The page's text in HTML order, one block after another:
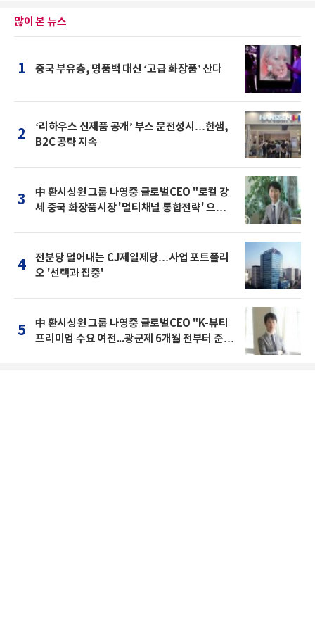
많이 본 뉴스
1 중국 부유층, 명품백 대신 ‘고급 화장품’ 산다
2
‘리하우스 신제품 공개’ 부스 문전성시…한샘,
B2C 공략 지속
3
中 환시싱윈 그룹 나영중 글로벌CEO "로컬 강
세 중국 화장품시장 '멀티채널 통합전략' 으로
4
전분당 덜어내는 CJ제일제당…사업 포트폴리
오 '선택과 집중'
5
中 환시싱윈 그룹 나영중 글로벌CEO "K-뷰티
프리미엄 수요 여전...광군제 6개월 전부터 준비